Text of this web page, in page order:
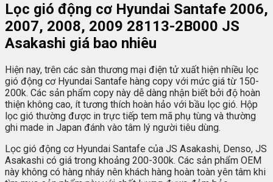
Lọc gió động cơ Hyundai Santafe 2006,
2007, 2008, 2009 28113-2B000 JS
Asakashi giá bao nhiêu
Hiện nay, trên các sàn thương mại điện tử xuất hiện nhiều lọc
gió động cơ Hyundai Santafe hàng copy với mức giá từ 150-
200k. Các sản phẩm copy này dễ dàng nhận biết bởi độ hoàn
thiện không cao, ít tương thích hoàn hảo với bầu lọc gió. Hộp
lọc gió thường được in trực tiếp tem mã phụ tùng và thường
ghi made in Japan đánh vào tâm lý người tiêu dùng.
Lọc gió động cơ Hyundai Santafe của JS Asakashi, Denso, JS
Asakashi có giá trong khoảng 200-300k. Các sản phẩm OEM
này không có hàng nháy nên khách hàng hoàn toàn yên tâm khi